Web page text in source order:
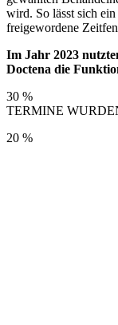
wird. So lässt sich
freigewordene
Im Jahr 2023
Doctena die
30 %
TERMINE
20 %